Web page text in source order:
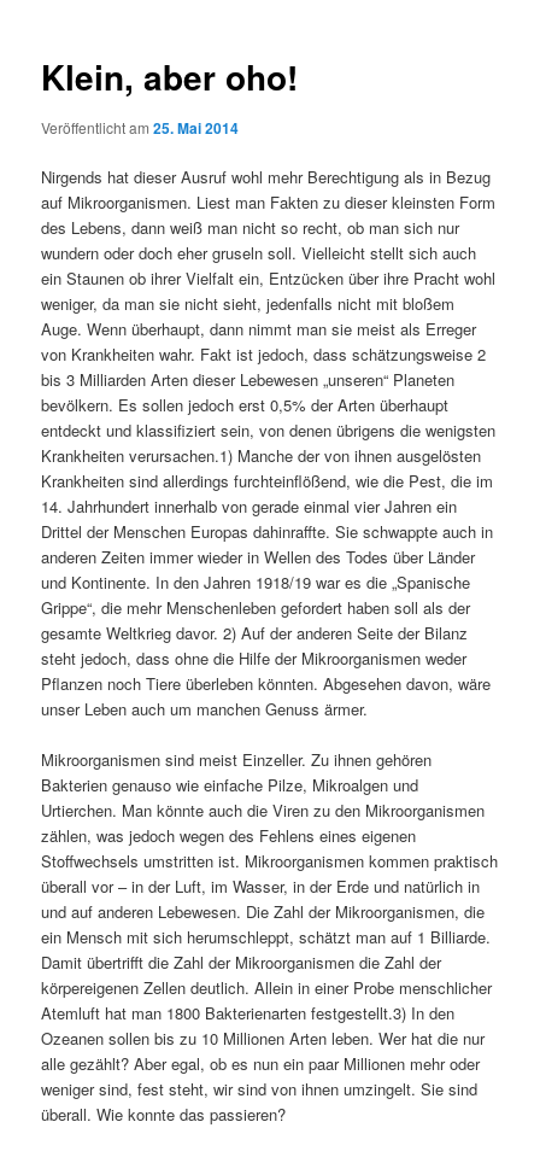
Klein, aber oho!
Veröffentlicht am25. Mai 2014
Nirgends hat dieser Ausruf wohl mehr Berechtigung als in Bezug
auf Mikroorganismen. Liest man Fakten zu dieser kleinsten Form
des Lebens, dann weiß man nicht so recht, ob man sich nur
wundern oder doch eher gruseln soll. Vielleicht stellt sich auch
ein Staunen ob ihrer Vielfalt ein, Entzücken über ihre Pracht wohl
weniger, da man sie nicht sieht, jedenfalls nicht mit bloßem
Auge. Wenn überhaupt, dann nimmt man sie meist als Erreger
von Krankheiten wahr. Fakt ist jedoch, dass schätzungsweise 2
bis 3 Milliarden Arten dieser Lebewesen „unseren“ Planeten
bevölkern. Es sollen jedoch erst 0,5% der Arten überhaupt
entdeckt und klassifiziert sein, von denen übrigens die wenigsten
Krankheiten verursachen.1) Manche der von ihnen ausgelösten
Krankheiten sind allerdings furchteinflößend, wie die Pest, die im
14. Jahrhundert innerhalb von gerade einmal vier Jahren ein
Drittel der Menschen Europas dahinraffte. Sie schwappte auch in
anderen Zeiten immer wieder in Wellen des Todes über Länder
und Kontinente. In den Jahren 1918/19 war es die „Spanische
Grippe“, die mehr Menschenleben gefordert haben soll als der
gesamte Weltkrieg davor. 2) Auf der anderen Seite der Bilanz
steht jedoch, dass ohne die Hilfe der Mikroorganismen weder
Pflanzen noch Tiere überleben könnten. Abgesehen davon, wäre
unser Leben auch um manchen Genuss ärmer.
Mikroorganismen sind meist Einzeller. Zu ihnen gehören
Bakterien genauso wie einfache Pilze, Mikroalgen und
Urtierchen. Man könnte auch die Viren zu den Mikroorganismen
zählen, was jedoch wegen des Fehlens eines eigenen
Stoffwechsels umstritten ist. Mikroorganismen kommen praktisch
überall vor – in der Luft, im Wasser, in der Erde und natürlich in
und auf anderen Lebewesen. Die Zahl der Mikroorganismen, die
ein Mensch mit sich herumschleppt, schätzt man auf 1 Billiarde.
Damit übertrifft die Zahl der Mikroorganismen die Zahl der
körpereigenen Zellen deutlich. Allein in einer Probe menschlicher
Atemluft hat man 1800 Bakterienarten festgestellt.3) In den
Ozeanen sollen bis zu 10 Millionen Arten leben. Wer hat die nur
alle gezählt? Aber egal, ob es nun ein paar Millionen mehr oder
weniger sind, fest steht, wir sind von ihnen umzingelt. Sie sind
überall. Wie konnte das passieren?